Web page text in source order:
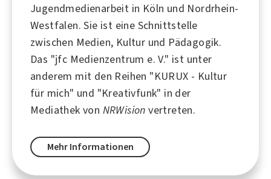
Jugendmedienarbeit in Köln und Nordrhein-
Westfalen. Sie ist eine Schnittstelle
zwischen Medien, Kultur und Pädagogik.
Das "jfc Medienzentrum e. V." ist unter
anderem mit den Reihen "KURUX - Kultur
für mich" und "Kreativfunk" in der
Mediathek von NRWisionvertreten.
Mehr Informationen